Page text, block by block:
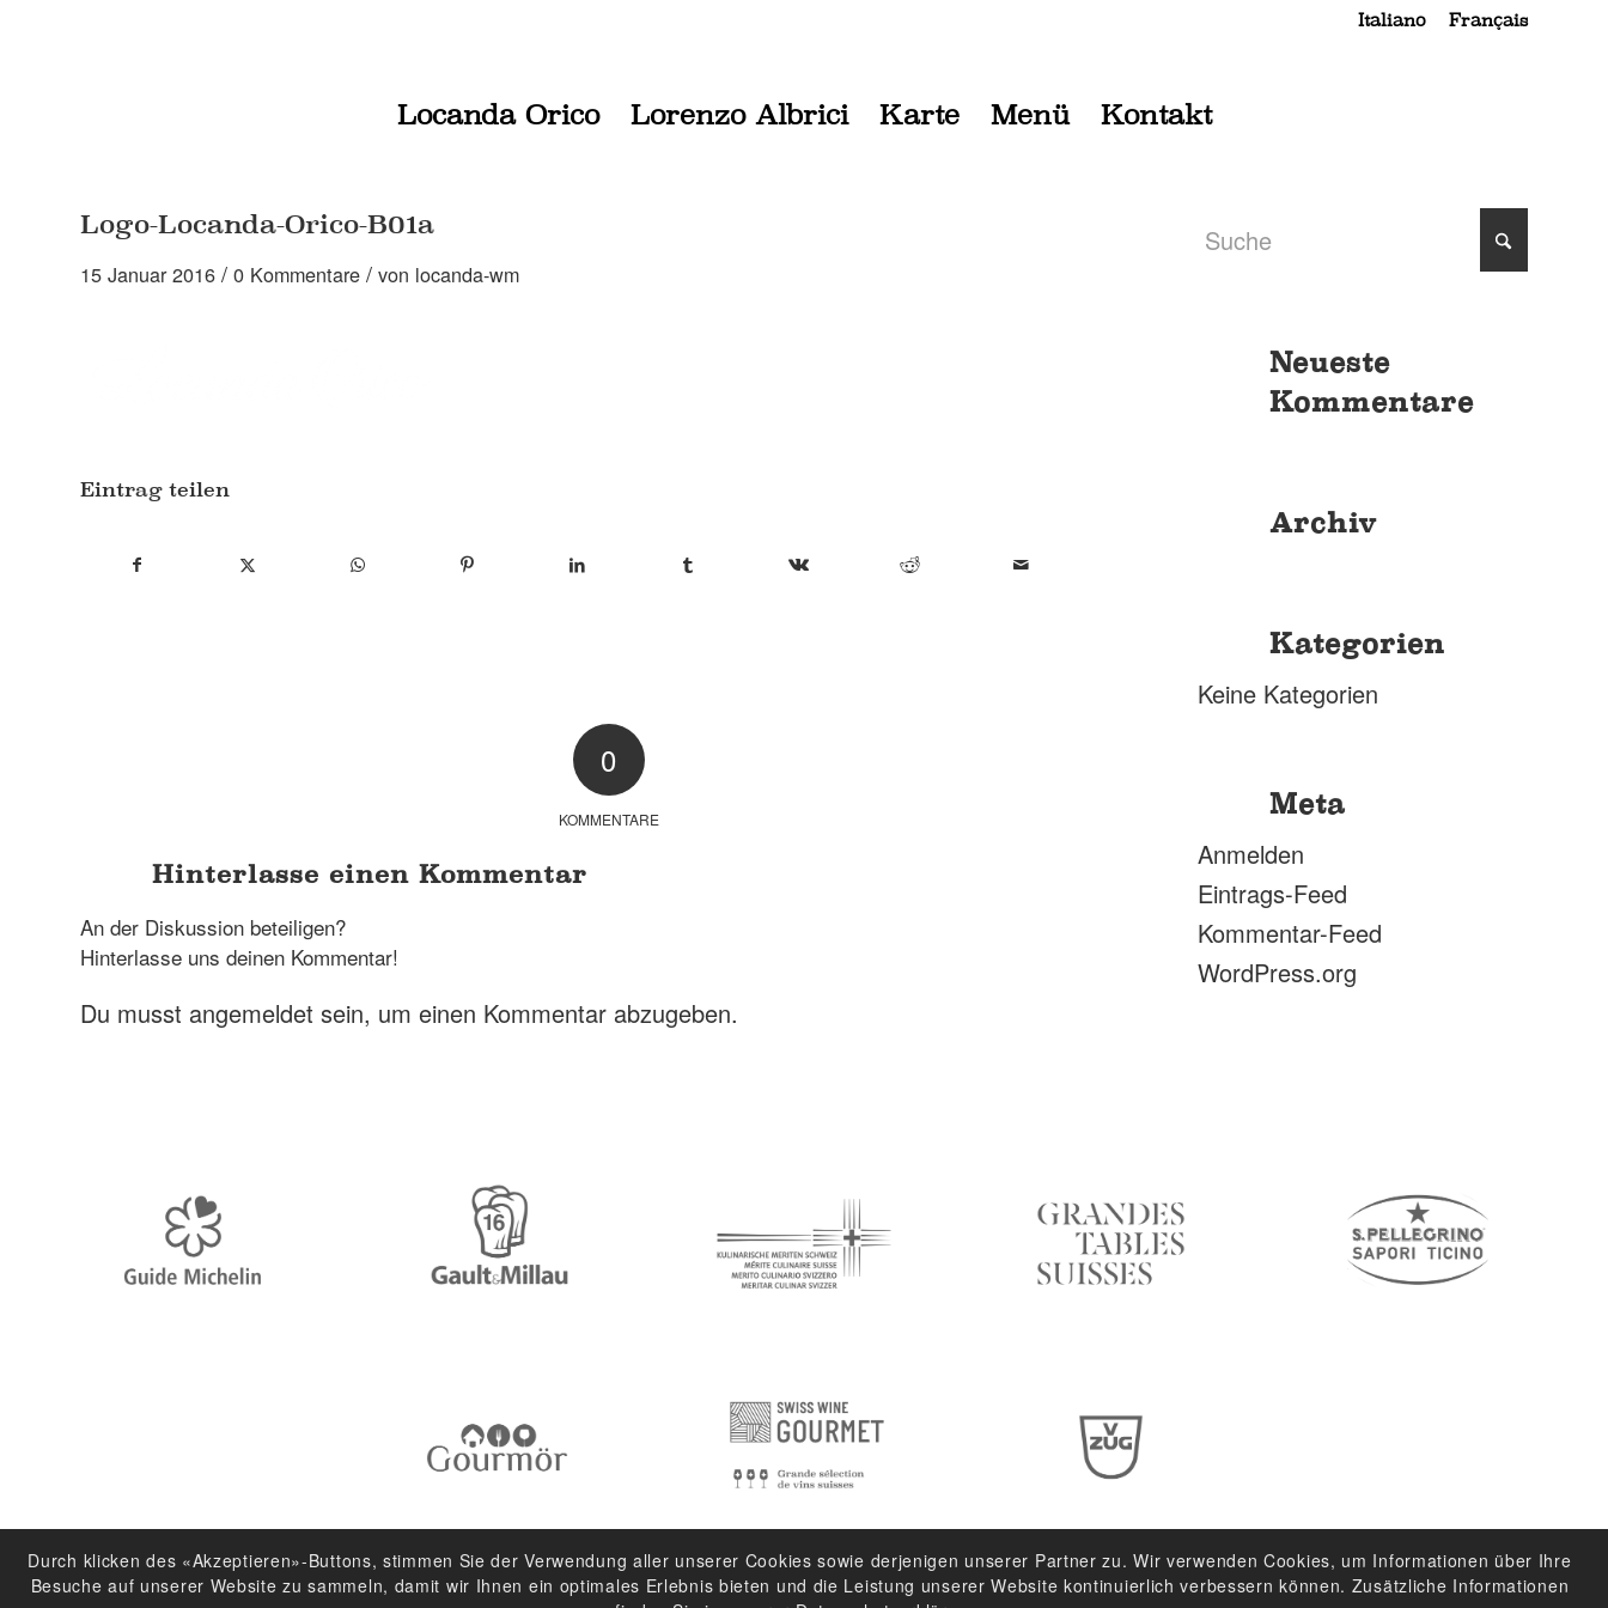
Italiano Français
Locanda Orico Lorenzo Albrici Karte Menü Kontakt
Logo-Locanda-Orico-B01a
15 Januar 2016 / 0 Kommentare / von locanda-wm
Eintrag teilen
0
KOMMENTARE
Hinterlasse einen Kommentar
An der Diskussion beteiligen?
Hinterlasse uns deinen Kommentar!
Du musst angemeldet sein, um einen Kommentar abzugeben.
Neueste
Kommentare
Archiv
Kategorien
Keine Kategorien
Meta
Anmelden
Eintrags-Feed
Kommentar-Feed
WordPress.org
Durch klicken des «Akzeptieren»-Buttons, stimmen Sie der Verwendung aller unserer Cookies sowie derjenigen unserer Partner zu. Wir verwenden Cookies, um Informationen über Ihre
Besuche auf unserer Website zu sammeln, damit wir Ihnen ein optimales Erlebnis bieten und die Leistung unserer Website kontinuierlich verbessern können. Zusätzliche Informationen